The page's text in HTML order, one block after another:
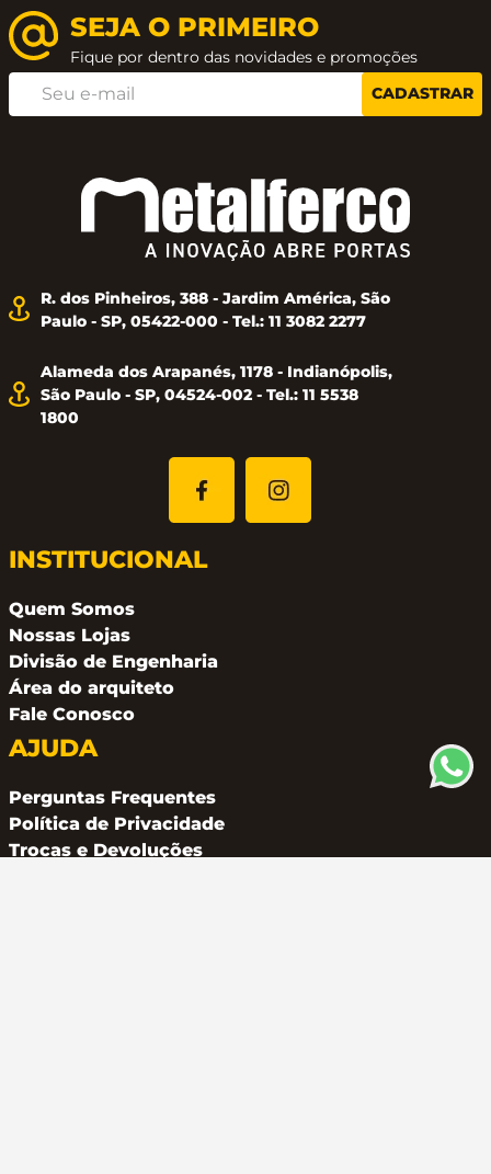
SEJA O PRIMEIRO
Fique por dentro das novidades e promoções
CADASTRAR
R. dos Pinheiros, 388 - Jardim América, São
Paulo - SP, 05422-000 - Tel.: 11 3082 2277
Alameda dos Arapanés, 1178 - Indianópolis,
São Paulo - SP, 04524-002 - Tel.: 11 5538
1800
INSTITUCIONAL
Quem Somos
Nossas Lojas
Divisão de Engenharia
Área do arquiteto
Fale Conosco
AJUDA
Perguntas Frequentes
Política de Privacidade
Trocas e Devoluções